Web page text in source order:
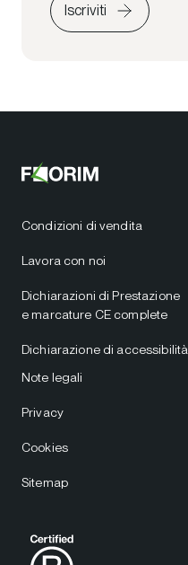
Iscriviti
Condizioni di vendita
Lavora con noi
Dichiarazioni di Prestazione
e marcature CE complete
Dichiarazione di accessibilità
Note legali
Privacy
Cookies
Sitemap